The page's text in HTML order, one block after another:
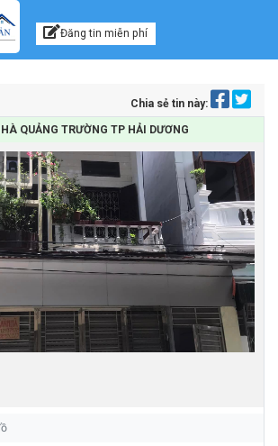
Kênh thông tin, tư vấn
Đăng tin miễn phí
Chia sẻ tin này:
QUẢNG TRƯỜNG TP HẢI DƯƠNG